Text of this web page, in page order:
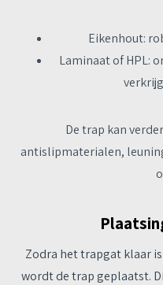
Eikenhout:
Laminaat of HPL:
De trap kan
antislipmaterialen,
Zodra het trapgat klaar
wordt de trap geplaatst.